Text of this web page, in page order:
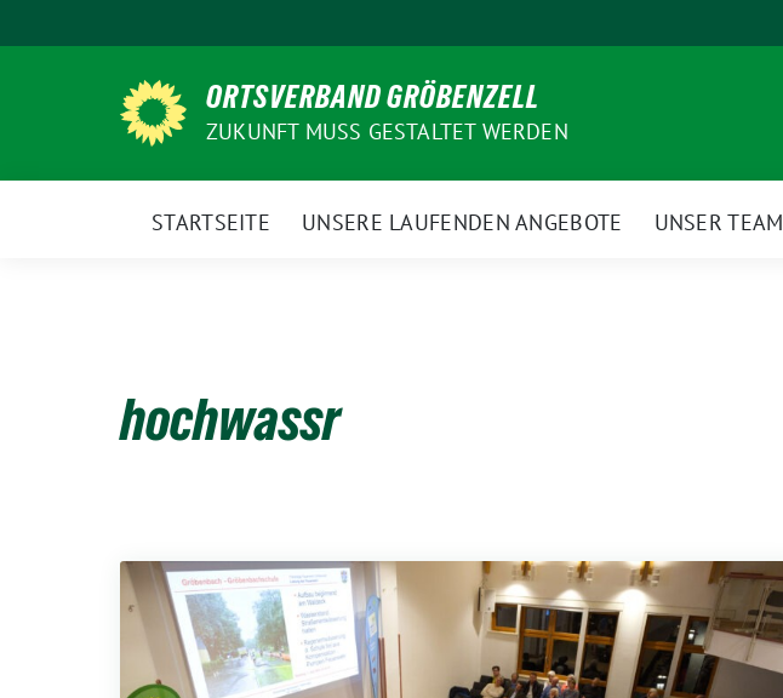
zum
ORTSVERBAND GRÖBENZELL
ZUKUNFT MUSS GESTALTET WERDEN
STARTSEITE UNSERE LAUFENDEN ANGEBOTE UNSER TEAM
hochwassr